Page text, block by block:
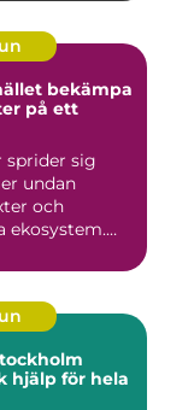
bekämpa
på ett
sprider sig
undan
och
ekosystem.
hjälp för hela